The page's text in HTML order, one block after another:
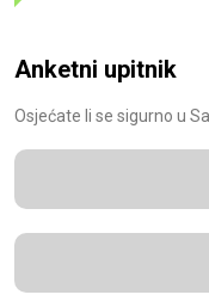
Anketni upitnik
Osjećate li se sigurno u